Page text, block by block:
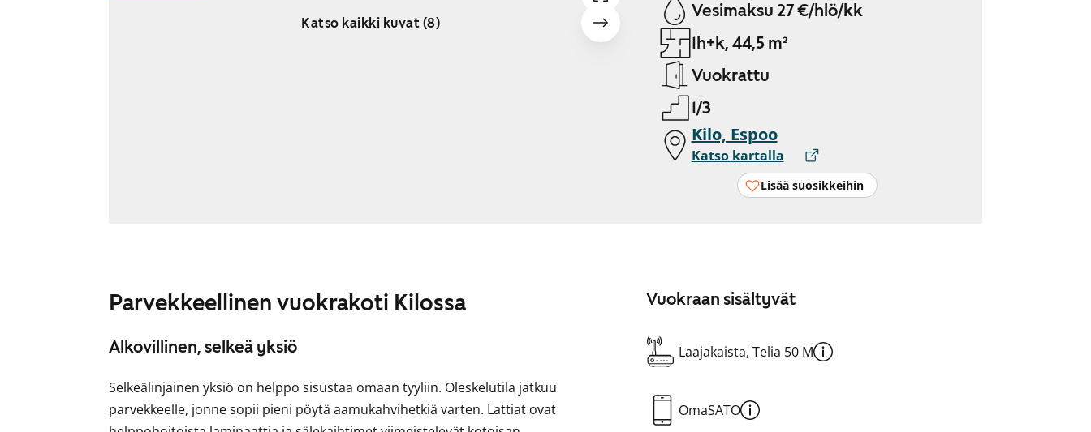
Katso kaikki kuvat (8)
Vesimaksu 27 €/hlö/kk
1h+k, 44,5 m²
Vuokrattu
1/3
Kilo, Espoo
Katso kartalla
Lisää suosikkeihin
Parvekkeellinen vuokrakoti Kilossa
Alkovillinen, selkeä yksiö
Selkeälinjainen yksiö on helppo sisustaa omaan tyyliin. Oleskelutila jatkuu
parvekkeelle, jonne sopii pieni pöytä aamukahvihetkiä varten. Lattiat ovat
Vuokraan sisältyvät
Laajakaista, Telia 50 M
OmaSATO